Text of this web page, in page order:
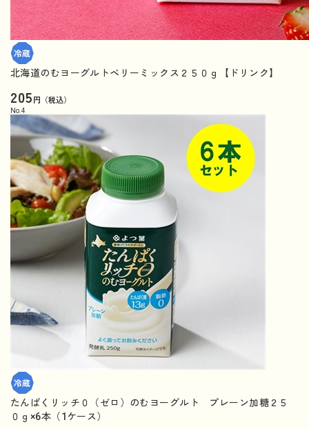
北海道のむヨーグルトベリーミックス２５０ｇ【ドリンク】
205円（税込）
No. 4
たんぱくリッチ０（ゼロ）のむヨーグルト プレーン加糖２５
０ｇ×6本（1ケース）